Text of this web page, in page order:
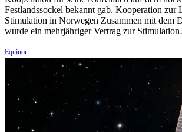
Festlandssockel bekannt gab. Kooperation zur
Stimulation in Norwegen Zusammen mit dem
wurde ein mehrjähriger Vertrag zur
Equinor